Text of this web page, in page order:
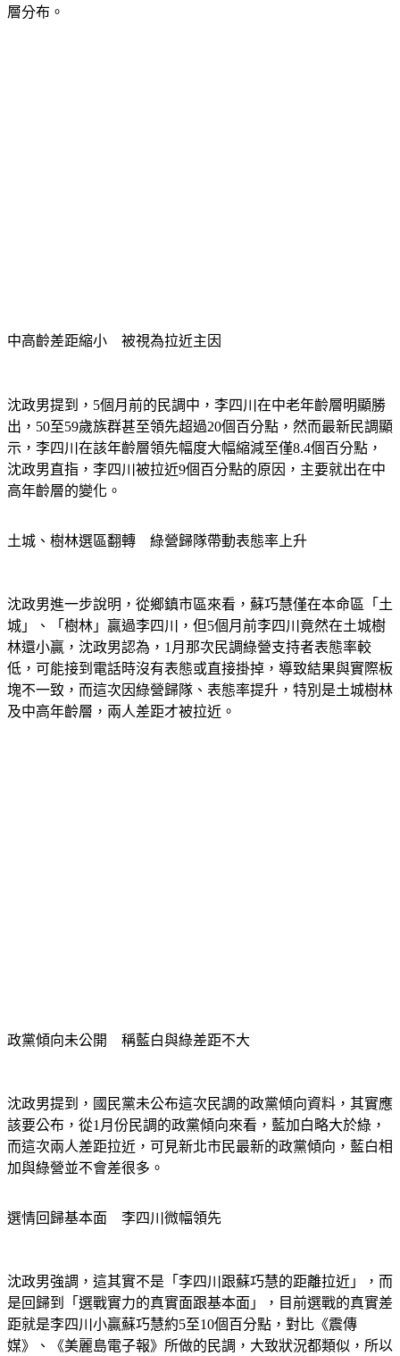
出，50至59歲族群甚至領先超過20個百分點，然而最新民調顯
示，李四川在該年齡層領先幅度大幅縮減至僅8.4個百分點，
沈政男直指，李四川被拉近9個百分點的原因，主要就出在中
高年齡層的變化。
城」、「樹林」贏過李四川，但5個月前李四川竟然在土城樹
林還小贏，沈政男認為，1月那次民調綠營支持者表態率較
低，可能接到電話時沒有表態或直接掛掉，導致結果與實際板
塊不一致，而這次因綠營歸隊、表態率提升，特別是土城樹林
及中高年齡層，兩人差距才被拉近。
該要公布，從1月份民調的政黨傾向來看，藍加白略大於綠，
而這次兩人差距拉近，可見新北市民最新的政黨傾向，藍白相
加與綠營並不會差很多。
是回歸到「選戰實力的真實面跟基本面」，目前選戰的真實差
距就是李四川小贏蘇巧慧約5至10個百分點，對比《震傳
媒》、《美麗島電子報》所做的民調，大致狀況都類似，所以
不是差距被拉近，而是選民的表態比例有所提升。